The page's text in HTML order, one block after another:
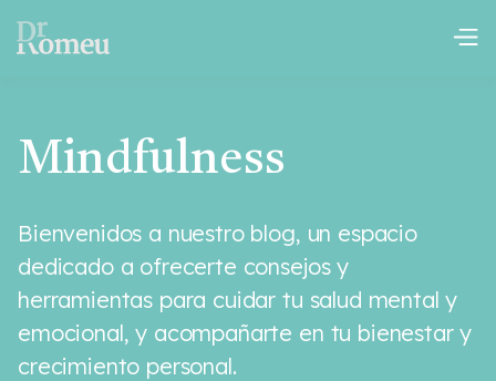
Mindfulness
Bienvenidos a nuestro blog, un espacio
dedicado a ofrecerte consejos y
herramientas para cuidar tu salud mental y
emocional, y acompañarte en tu bienestar y
crecimiento personal.